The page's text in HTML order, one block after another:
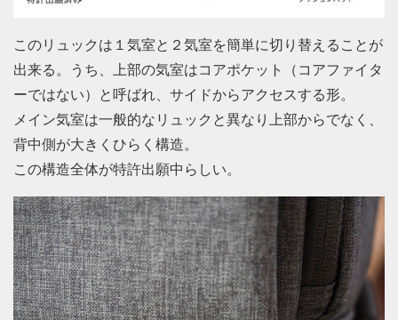
このリュックは１気室と２気室を簡単に切り替えることが
出来る。うち、上部の気室はコアポケット（コアファイタ
ーではない）と呼ばれ、サイドからアクセスする形。
メイン気室は一般的なリュックと異なり上部からでなく、
背中側が大きくひらく構造。
この構造全体が特許出願中らしい。